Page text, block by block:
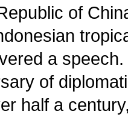
of
a
of
half a